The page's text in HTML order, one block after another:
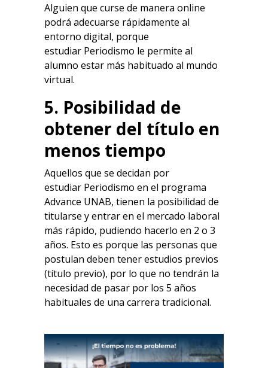
Alguien que curse de manera online
podrá adecuarse rápidamente al
entorno digital, porque
estudiar Periodismo le permite al
alumno estar más habituado al mundo
virtual.
5. Posibilidad de
obtener del título en
menos tiempo
Aquellos que se decidan por
estudiar Periodismo en el programa
Advance UNAB, tienen la posibilidad de
titularse y entrar en el mercado laboral
más rápido, pudiendo hacerlo en 2 o 3
años. Esto es porque las personas que
postulan deben tener estudios previos
(título previo), por lo que no tendrán la
necesidad de pasar por los 5 años
habituales de una carrera tradicional.